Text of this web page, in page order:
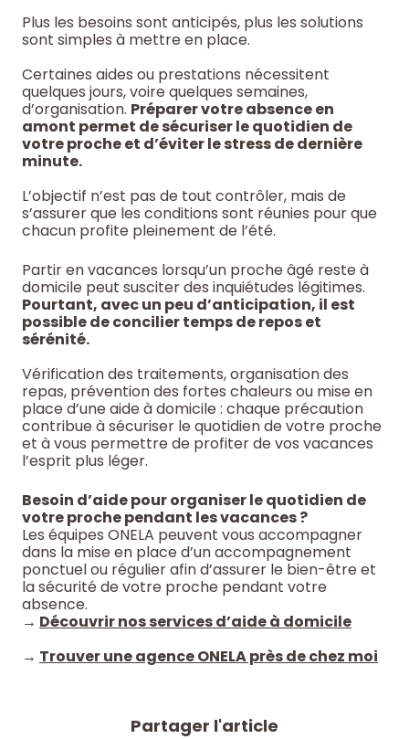
Plus les besoins sont anticipés, plus les solutions
sont simples à mettre en place.
Certaines aides ou prestations nécessitent
quelques jours, voire quelques semaines,
d’organisation. Préparer votre absence en
amont permet de sécuriser le quotidien de
votre proche et d’éviter le stress de dernière
minute.
L’objectif n’est pas de tout contrôler, mais de
s’assurer que les conditions sont réunies pour que
chacun profite pleinement de l’été.
Partir en vacances lorsqu’un proche âgé reste à
domicile peut susciter des inquiétudes légitimes.
Pourtant, avec un peu d’anticipation, il est
possible de concilier temps de repos et
sérénité.
Vérification des traitements, organisation des
repas, prévention des fortes chaleurs ou mise en
place d’une aide à domicile : chaque précaution
contribue à sécuriser le quotidien de votre proche
et à vous permettre de profiter de vos vacances
l’esprit plus léger.
Besoin d’aide pour organiser le quotidien de
votre proche pendant les vacances ?
Les équipes ONELA peuvent vous accompagner
dans la mise en place d’un accompagnement
ponctuel ou régulier afin d’assurer le bien-être et
la sécurité de votre proche pendant votre
absence.
→ Découvrir nos services d’aide à domicile
→ Trouver une agence ONELA près de chez moi
Partager l'article